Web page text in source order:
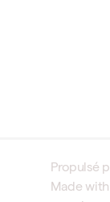
Propulsé
Made with